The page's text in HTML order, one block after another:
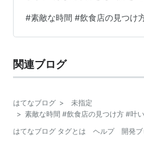
の変化 ・あなたはレストラン
ってレストランの選択が変わ
に行ってがっかりすることが劇
高いので、まずはご一読を！
#素敵な時間 #飲食店の見つけ
関連ブログ
はてなブログ >
未指定
> 素敵な時間 #飲食店の見つけ方 #叶
はてなブログ タグとは
ヘルプ 開発